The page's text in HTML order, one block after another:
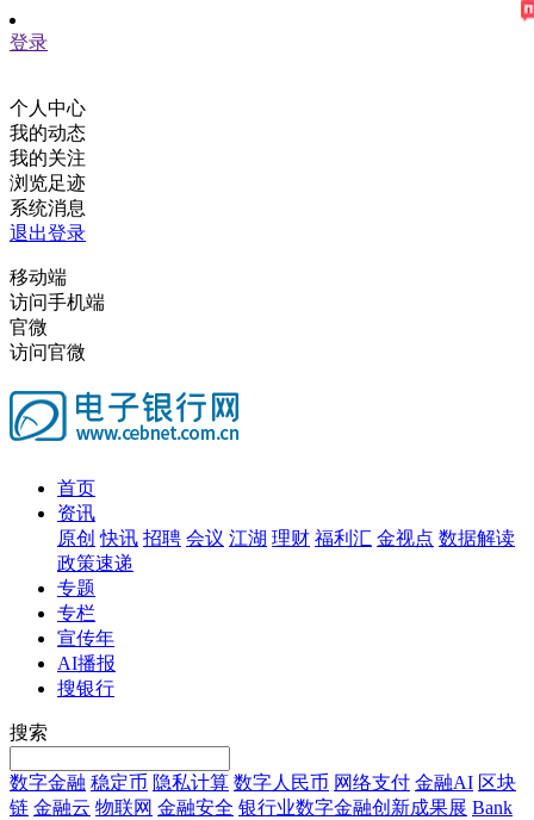
登录
个人中心
我的动态
我的关注
浏览足迹
系统消息
退出登录
移动端
访问手机端
官微
访问官微
首页
资讯
原创 快讯 招聘 会议 江湖 理财 福利汇 金视点 数据解读
政策速递
专题
专栏
宣传年
AI播报
搜银行
搜索
数字金融 稳定币 隐私计算 数字人民币 网络支付 金融AI 区块
链 金融云 物联网 金融安全 银行业数字金融创新成果展 Bank